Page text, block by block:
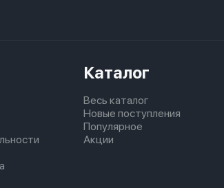
Каталог
Весь каталог
Новые поступления
Популярное
Акции